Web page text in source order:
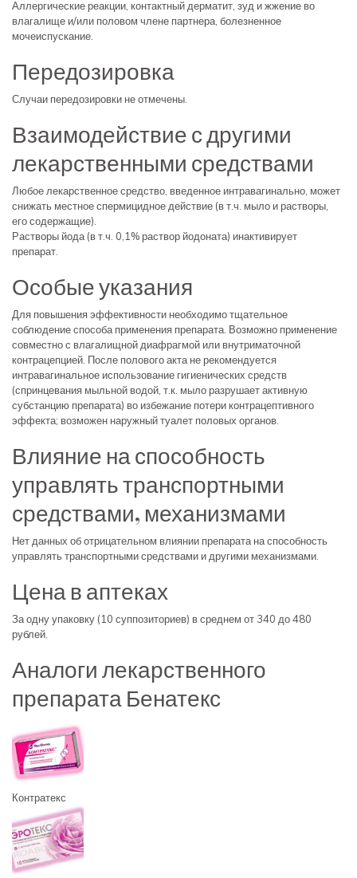
Аллергические реакции, контактный дерматит, зуд и жжение во
влагалище и/или половом члене партнера, болезненное
мочеиспускание.
Передозировка
Случаи передозировки не отмечены.
Взаимодействие с другими
лекарственными средствами
Любое лекарственное средство, введенное интравагинально, может
снижать местное спермицидное действие (в т.ч. мыло и растворы,
его содержащие).
Растворы йода (в т.ч. 0,1% раствор йодоната) инактивирует
препарат.
Особые указания
Для повышения эффективности необходимо тщательное
соблюдение способа применения препарата. Возможно применение
совместно с влагалищной диафрагмой или внутриматочной
контрацепцией. После полового акта не рекомендуется
интравагинальное использование гигиенических средств
(спринцевания мыльной водой, т.к. мыло разрушает активную
субстанцию препарата) во избежание потери контрацептивного
эффекта; возможен наружный туалет половых органов.
Влияние на способность
управлять транспортными
средствами, механизмами
Нет данных об отрицательном влиянии препарата на способность
управлять транспортными средствами и другими механизмами.
Цена в аптеках
За одну упаковку (10 суппозиториев) в среднем от 340 до 480
рублей.
Аналоги лекарственного
препарата Бенатекс
Контратекс